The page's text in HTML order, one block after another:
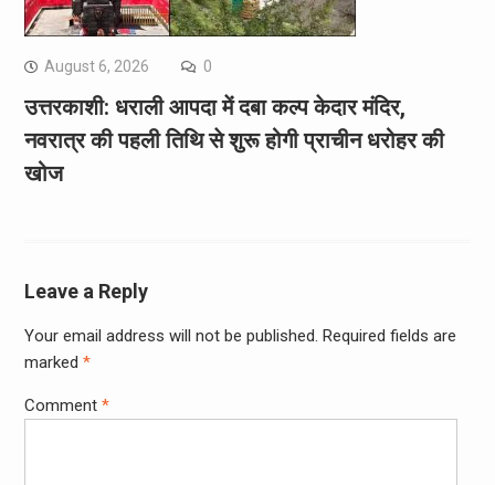
August 6, 2026 0
उत्तरकाशी: धराली आपदा में दबा कल्प केदार मंदिर,
नवरात्र की पहली तिथि से शुरू होगी प्राचीन धरोहर की
खोज
Leave a Reply
Your email address will not be published. Required fields are
marked *
Comment *